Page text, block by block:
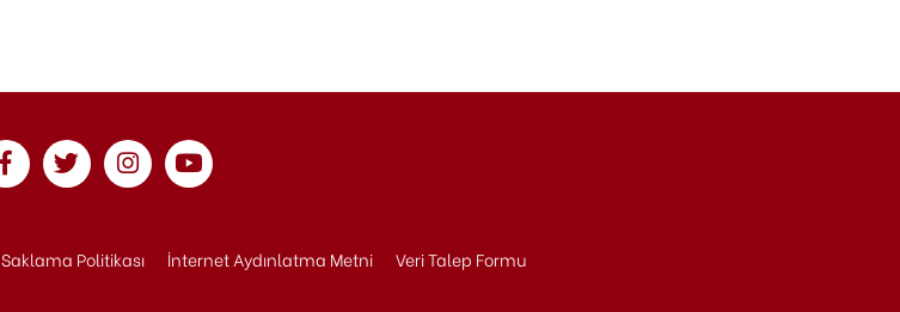
Saklama Politikası İnternet Aydınlatma Metni Veri Talep Formu